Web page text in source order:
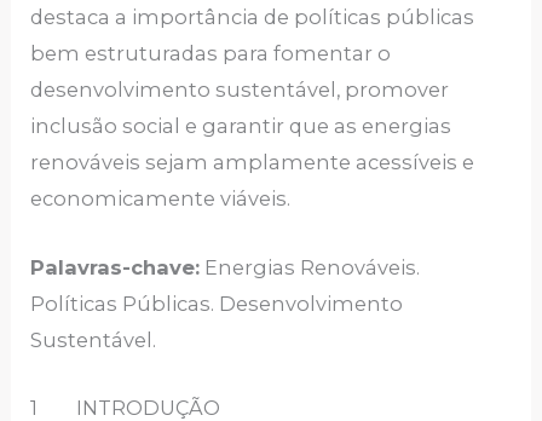
destaca a importância de políticas públicas
bem estruturadas para fomentar o
desenvolvimento sustentável, promover
inclusão social e garantir que as energias
renováveis sejam amplamente acessíveis e
economicamente viáveis.
Palavras-chave: Energias Renováveis.
Políticas Públicas. Desenvolvimento
Sustentável.
1 INTRODUÇÃO